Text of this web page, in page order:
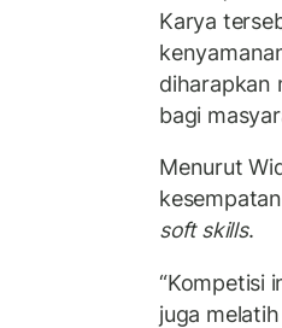
Karya
diharapkan
bagi
Menurut
soft skills.
“Kompetisi
juga